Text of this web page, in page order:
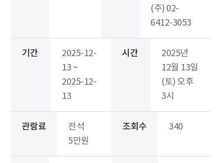
(주) 02-
6412-3053
기간
2025-12-
13 ~
2025-12-
13
시간
2025년
12월 13일
(토) 오후
3시
관람료
전석
5만원
조회수 340